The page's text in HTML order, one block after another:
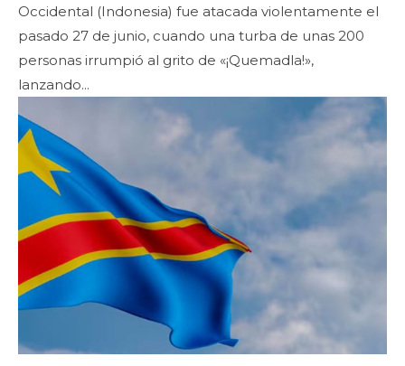
Occidental (Indonesia) fue atacada violentamente el
pasado 27 de junio, cuando una turba de unas 200
personas irrumpió al grito de «¡Quemadla!»,
lanzando...